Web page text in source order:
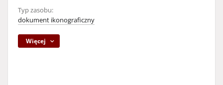
Typ zasobu:
dokument ikonograficzny
Więcej